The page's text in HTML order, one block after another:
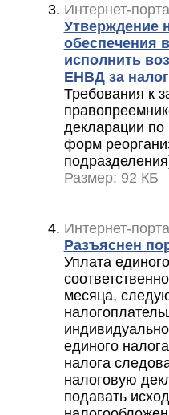
Интернет-
Утверждение
обеспечения
исполнить
ЕНВД за
Требования к
декларации
форм
Размер: 92 КБ
Интернет-
Разъяснен
Уплата
месяца,
единого
налога
налоговую
подавать